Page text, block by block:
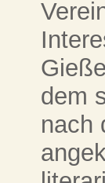
dem
nach